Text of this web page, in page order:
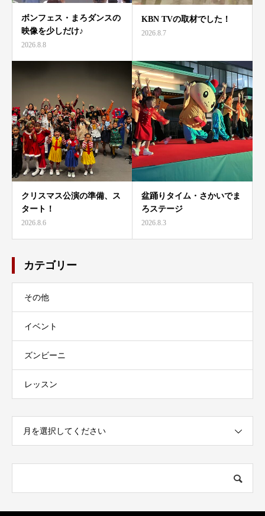
ボンフェス・まろダンスの
映像を少しだけ♪
2026.8.8
KBN TVの取材でした！
2026.8.7
クリスマス公演の準備、ス
タート！
2026.8.6
盆踊りタイム・さかいでま
ろステージ
2026.8.3
カテゴリー
その他
イベント
ズンビーニ
レッスン
月を選択してください